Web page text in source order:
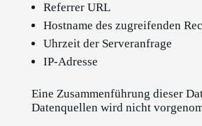
Referrer URL
Hostname des zugreifenden
Uhrzeit der Serveranfrage
IP-Adresse
Eine Zusammenführung dieser
Datenquellen wird nicht